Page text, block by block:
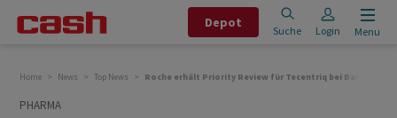
Depot
Suche Login Menu
Home News Top News Roche erhält Priority Review für Tecentriq bei Darmkrebs
PHARMA